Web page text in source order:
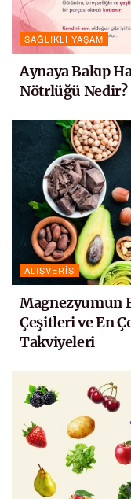
SAĞLIKLI YAŞAM
Aynaya Bakıp
Nötrlüğü Nedir?
ALIŞVERIŞ
Magnezyumun
Çeşitleri ve En
Takviyeleri